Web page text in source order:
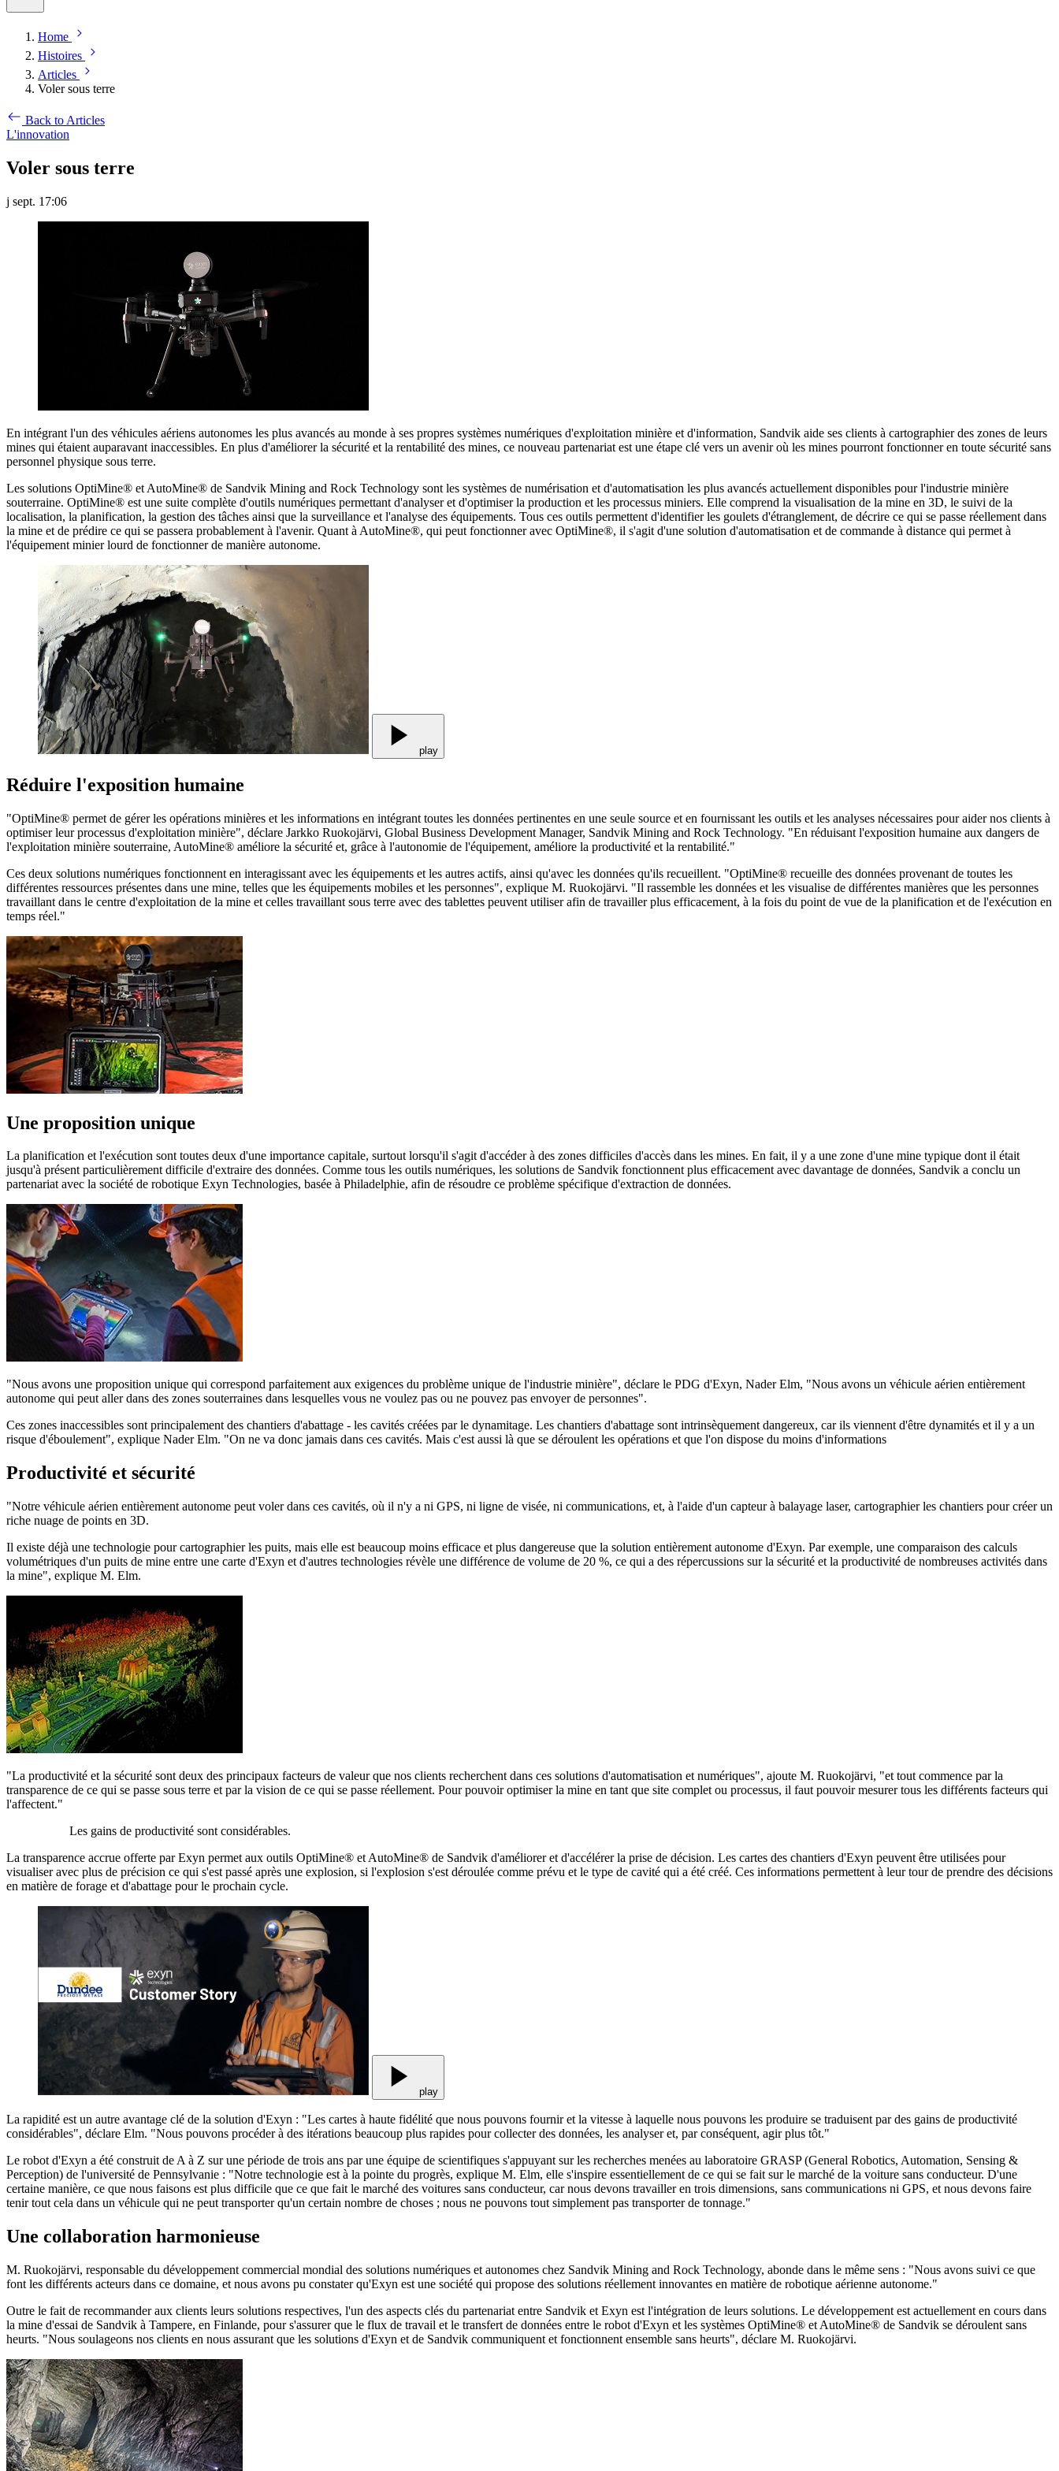
Home
Histoires
Articles
Voler sous terre
Back to Articles
L'innovation
Voler sous terre
j sept. 17:06
En intégrant l'un des véhicules aériens autonomes les plus avancés au monde à ses propres systèmes numériques d'exploitation minière et d'information, Sandvik aide ses clients à cartographier des zones de leurs
mines qui étaient auparavant inaccessibles. En plus d'améliorer la sécurité et la rentabilité des mines, ce nouveau partenariat est une étape clé vers un avenir où les mines pourront fonctionner en toute sécurité sans
personnel physique sous terre.
Les solutions OptiMine® et AutoMine® de Sandvik Mining and Rock Technology sont les systèmes de numérisation et d'automatisation les plus avancés actuellement disponibles pour l'industrie minière
souterraine. OptiMine® est une suite complète d'outils numériques permettant d'analyser et d'optimiser la production et les processus miniers. Elle comprend la visualisation de la mine en 3D, le suivi de la
localisation, la planification, la gestion des tâches ainsi que la surveillance et l'analyse des équipements. Tous ces outils permettent d'identifier les goulets d'étranglement, de décrire ce qui se passe réellement dans
la mine et de prédire ce qui se passera probablement à l'avenir. Quant à AutoMine®, qui peut fonctionner avec OptiMine®, il s'agit d'une solution d'automatisation et de commande à distance qui permet à
l'équipement minier lourd de fonctionner de manière autonome.
play
Réduire l'exposition humaine
"OptiMine® permet de gérer les opérations minières et les informations en intégrant toutes les données pertinentes en une seule source et en fournissant les outils et les analyses nécessaires pour aider nos clients à
optimiser leur processus d'exploitation minière", déclare Jarkko Ruokojärvi, Global Business Development Manager, Sandvik Mining and Rock Technology. "En réduisant l'exposition humaine aux dangers de
l'exploitation minière souterraine, AutoMine® améliore la sécurité et, grâce à l'autonomie de l'équipement, améliore la productivité et la rentabilité."
Ces deux solutions numériques fonctionnent en interagissant avec les équipements et les autres actifs, ainsi qu'avec les données qu'ils recueillent. "OptiMine® recueille des données provenant de toutes les
différentes ressources présentes dans une mine, telles que les équipements mobiles et les personnes", explique M. Ruokojärvi. "Il rassemble les données et les visualise de différentes manières que les personnes
travaillant dans le centre d'exploitation de la mine et celles travaillant sous terre avec des tablettes peuvent utiliser afin de travailler plus efficacement, à la fois du point de vue de la planification et de l'exécution en
temps réel."
Une proposition unique
La planification et l'exécution sont toutes deux d'une importance capitale, surtout lorsqu'il s'agit d'accéder à des zones difficiles d'accès dans les mines. En fait, il y a une zone d'une mine typique dont il était
jusqu'à présent particulièrement difficile d'extraire des données. Comme tous les outils numériques, les solutions de Sandvik fonctionnent plus efficacement avec davantage de données, Sandvik a conclu un
partenariat avec la société de robotique Exyn Technologies, basée à Philadelphie, afin de résoudre ce problème spécifique d'extraction de données.
"Nous avons une proposition unique qui correspond parfaitement aux exigences du problème unique de l'industrie minière", déclare le PDG d'Exyn, Nader Elm, "Nous avons un véhicule aérien entièrement
autonome qui peut aller dans des zones souterraines dans lesquelles vous ne voulez pas ou ne pouvez pas envoyer de personnes".
Ces zones inaccessibles sont principalement des chantiers d'abattage - les cavités créées par le dynamitage. Les chantiers d'abattage sont intrinsèquement dangereux, car ils viennent d'être dynamités et il y a un
risque d'éboulement", explique Nader Elm. "On ne va donc jamais dans ces cavités. Mais c'est aussi là que se déroulent les opérations et que l'on dispose du moins d'informations
Productivité et sécurité
"Notre véhicule aérien entièrement autonome peut voler dans ces cavités, où il n'y a ni GPS, ni ligne de visée, ni communications, et, à l'aide d'un capteur à balayage laser, cartographier les chantiers pour créer un
riche nuage de points en 3D.
Il existe déjà une technologie pour cartographier les puits, mais elle est beaucoup moins efficace et plus dangereuse que la solution entièrement autonome d'Exyn. Par exemple, une comparaison des calculs
volumétriques d'un puits de mine entre une carte d'Exyn et d'autres technologies révèle une différence de volume de 20 %, ce qui a des répercussions sur la sécurité et la productivité de nombreuses activités dans
la mine", explique M. Elm.
"La productivité et la sécurité sont deux des principaux facteurs de valeur que nos clients recherchent dans ces solutions d'automatisation et numériques", ajoute M. Ruokojärvi, "et tout commence par la
transparence de ce qui se passe sous terre et par la vision de ce qui se passe réellement. Pour pouvoir optimiser la mine en tant que site complet ou processus, il faut pouvoir mesurer tous les différents facteurs qui
l'affectent."
Les gains de productivité sont considérables.
La transparence accrue offerte par Exyn permet aux outils OptiMine® et AutoMine® de Sandvik d'améliorer et d'accélérer la prise de décision. Les cartes des chantiers d'Exyn peuvent être utilisées pour
visualiser avec plus de précision ce qui s'est passé après une explosion, si l'explosion s'est déroulée comme prévu et le type de cavité qui a été créé. Ces informations permettent à leur tour de prendre des décisions
en matière de forage et d'abattage pour le prochain cycle.
play
La rapidité est un autre avantage clé de la solution d'Exyn : "Les cartes à haute fidélité que nous pouvons fournir et la vitesse à laquelle nous pouvons les produire se traduisent par des gains de productivité
considérables", déclare Elm. "Nous pouvons procéder à des itérations beaucoup plus rapides pour collecter des données, les analyser et, par conséquent, agir plus tôt."
Le robot d'Exyn a été construit de A à Z sur une période de trois ans par une équipe de scientifiques s'appuyant sur les recherches menées au laboratoire GRASP (General Robotics, Automation, Sensing &
Perception) de l'université de Pennsylvanie : "Notre technologie est à la pointe du progrès, explique M. Elm, elle s'inspire essentiellement de ce qui se fait sur le marché de la voiture sans conducteur. D'une
certaine manière, ce que nous faisons est plus difficile que ce que fait le marché des voitures sans conducteur, car nous devons travailler en trois dimensions, sans communications ni GPS, et nous devons faire
tenir tout cela dans un véhicule qui ne peut transporter qu'un certain nombre de choses ; nous ne pouvons tout simplement pas transporter de tonnage."
Une collaboration harmonieuse
M. Ruokojärvi, responsable du développement commercial mondial des solutions numériques et autonomes chez Sandvik Mining and Rock Technology, abonde dans le même sens : "Nous avons suivi ce que
font les différents acteurs dans ce domaine, et nous avons pu constater qu'Exyn est une société qui propose des solutions réellement innovantes en matière de robotique aérienne autonome."
Outre le fait de recommander aux clients leurs solutions respectives, l'un des aspects clés du partenariat entre Sandvik et Exyn est l'intégration de leurs solutions. Le développement est actuellement en cours dans
la mine d'essai de Sandvik à Tampere, en Finlande, pour s'assurer que le flux de travail et le transfert de données entre le robot d'Exyn et les systèmes OptiMine® et AutoMine® de Sandvik se déroulent sans
heurts. "Nous soulageons nos clients en nous assurant que les solutions d'Exyn et de Sandvik communiquent et fonctionnent ensemble sans heurts", déclare M. Ruokojärvi.